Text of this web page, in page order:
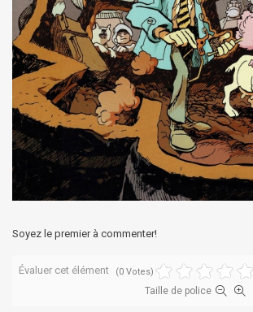
Soyez le premier à commenter!
Évaluer cet élément (0 Votes)
Taille de police